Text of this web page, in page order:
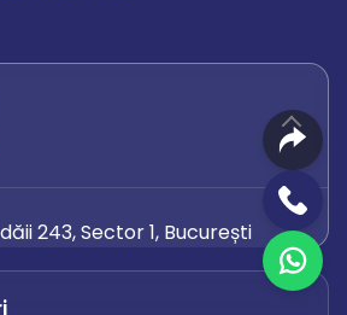
243, Sector 1, București